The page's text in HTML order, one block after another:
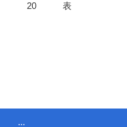
20
表